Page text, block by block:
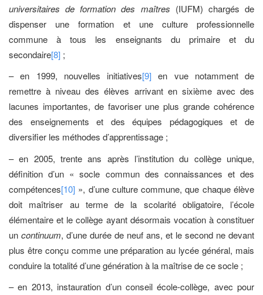
universitaires de formation des maîtres (IUFM) chargés de
dispenser une formation et une culture professionnelle
commune à tous les enseignants du primaire et du
secondaire[8] ;
– en 1999, nouvelles initiatives[9] en vue notamment de
remettre à niveau des élèves arrivant en sixième avec des
lacunes importantes, de favoriser une plus grande cohérence
des enseignements et des équipes pédagogiques et de
diversifier les méthodes d’apprentissage ;
– en 2005, trente ans après l’institution du collège unique,
définition d’un « socle commun des connaissances et des
compétences[10] », d’une culture commune, que chaque élève
doit maîtriser au terme de la scolarité obligatoire, l’école
élémentaire et le collège ayant désormais vocation à constituer
un continuum, d’une durée de neuf ans, et le second ne devant
plus être conçu comme une préparation au lycée général, mais
conduire la totalité d’une génération à la maîtrise de ce socle ;
– en 2013, instauration d’un conseil école-collège, avec pour